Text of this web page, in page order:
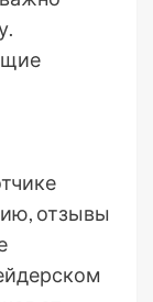
отзывы